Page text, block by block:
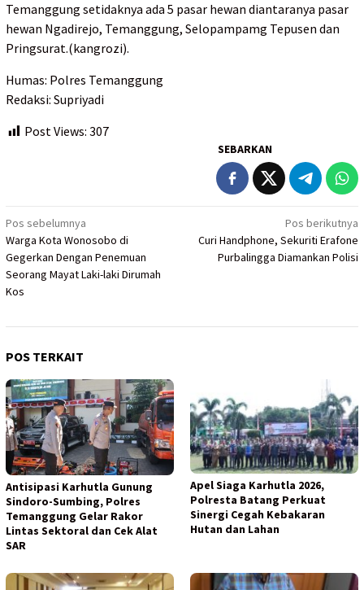
Temanggung setidaknya ada 5 pasar hewan diantaranya pasar
hewan Ngadirejo, Temanggung, Selopampamg Tepusen dan
Pringsurat.(kangrozi).
Humas: Polres Temanggung
Redaksi: Supriyadi
Post Views: 307
SEBARKAN
Navigasi
pos
Pos sebelumnya
Warga Kota Wonosobo di
Gegerkan Dengan Penemuan
Seorang Mayat Laki-laki Dirumah
Kos
Pos berikutnya
Curi Handphone, Sekuriti Erafone
Purbalingga Diamankan Polisi
POS TERKAIT
Antisipasi Karhutla Gunung
Sindoro-Sumbing, Polres
Temanggung Gelar Rakor
Lintas Sektoral dan Cek Alat
SAR
Apel Siaga Karhutla 2026,
Polresta Batang Perkuat
Sinergi Cegah Kebakaran
Hutan dan Lahan